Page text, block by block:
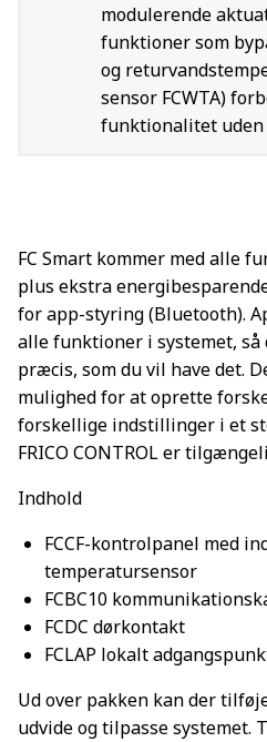
modulerende
funktioner som
og
sensor FCWTA)
funktionalitet uden
FC Smart kommer med alle
plus ekstra
for app-styring (Bluetooth).
alle funktioner i systemet,
præcis, som du vil have det.
mulighed for at oprette
forskellige indstillinger i et
FRICO CONTROL er
Indhold
FCCF-kontrolpanel med
temperatursensor
FCBC10
FCDC dørkontakt
FCLAP lokalt
Ud over pakken kan der
udvide og tilpasse systemet.